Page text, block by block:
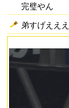
完璧やん
弟すげええ